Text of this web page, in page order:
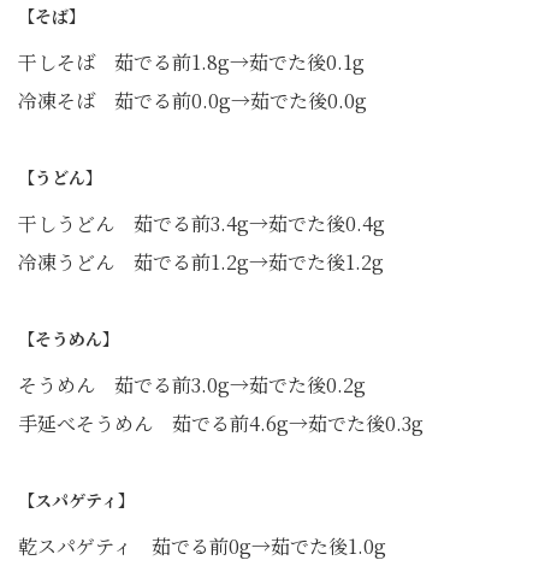
【そば】
干しそば 茹でる前1.8g→茹でた後0.1g
冷凍そば 茹でる前0.0g→茹でた後0.0g
【うどん】
干しうどん 茹でる前3.4g→茹でた後0.4g
冷凍うどん 茹でる前1.2g→茹でた後1.2g
【そうめん】
そうめん 茹でる前3.0g→茹でた後0.2g
手延べそうめん 茹でる前4.6g→茹でた後0.3g
【スパゲティ】
乾スパゲティ 茹でる前0g→茹でた後1.0g